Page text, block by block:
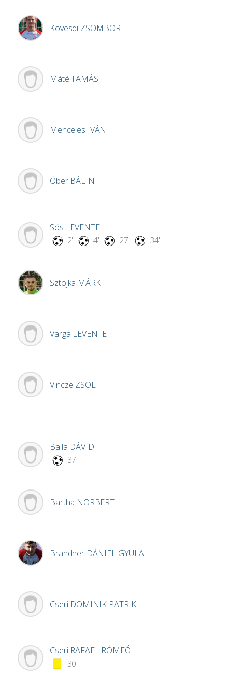
Kövesdi ZSOMBOR
Máté TAMÁS
Menceles IVÁN
Óber BÁLINT
Sós LEVENTE
2'
4' 27' 34'
Sztojka MÁRK
Varga LEVENTE
Vincze ZSOLT
Balla DÁVID
37'
Bartha NORBERT
Brandner DÁNIEL GYULA
Cseri DOMINIK PATRIK
Cseri RAFAEL RÓMEÓ
30'